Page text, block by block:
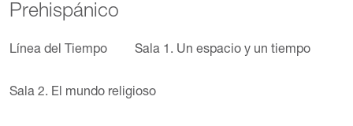
Prehispánico
Línea del Tiempo Sala 1. Un espacio y un tiempo
Sala 2. El mundo religioso